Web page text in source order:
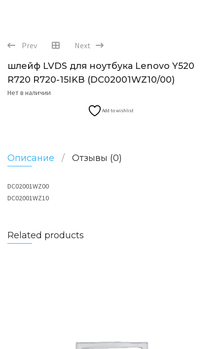
Prev Next
шлейф LVDS для ноутбука Lenovo Y520
R720 R720-15IKB (DC02001WZ10/00)
Нет в наличии
Add to wishlist
Описание Отзывы (0)
DC02001WZ00
DC02001WZ10
Related products